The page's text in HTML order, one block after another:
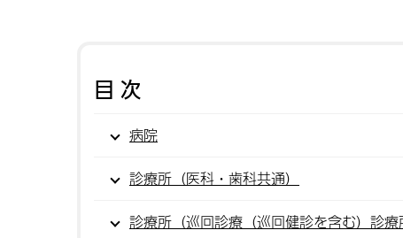
目次
病院
診療所（医科・歯科共通）
診療所（巡回診療（巡回健診を含む）診療